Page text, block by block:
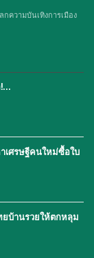
ความบันเทิงการเมือง
!…
เศรษฐีคนใหม่ซื้อใบ
บ้านรวยให้ตกหลุม